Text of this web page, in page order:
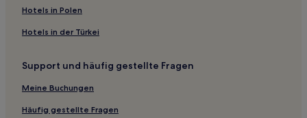
3-Sterne-Hotels in Ciutat Vella
4-Sterne-Hotels in Ciutat Vella
4-Sterne-Hotels in Rambla de Catalunya
5-Sterne-Hotels in Paseo del Borne
Haustierfreundliche in Esquerra de l'Eixample
Hotels in Polen
Hotels in der Türkei
Support und häufig gestellte Fragen
Meine Buchungen
Häufig gestellte Fragen